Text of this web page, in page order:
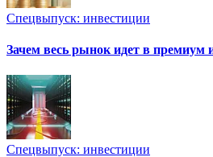
Спецвыпуск: инвестиции
Зачем весь рынок идет в премиум
Спецвыпуск: инвестиции